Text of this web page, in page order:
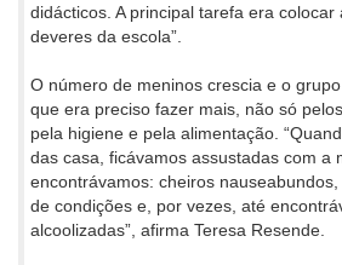
didácticos. A principal tarefa era
deveres da escola”.
O número de meninos crescia e o
que era preciso fazer mais, não só
pela higiene e pela alimentação.
das casa, ficávamos assustadas com a
encontrávamos: cheiros
de condições e, por vezes, até
alcoolizadas”, afirma Teresa Resende.